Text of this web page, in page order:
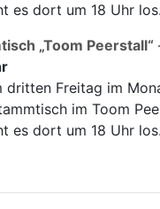
es dort um 18 Uhr los.
„Toom Peerstall“
dritten Freitag im
im Toom
es dort um 18 Uhr los.